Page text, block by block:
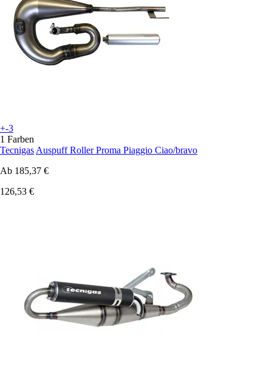
+-3
1 Farben
Tecnigas Auspuff Roller Proma Piaggio Ciao/bravo
Ab 185,37 €
126,53 €